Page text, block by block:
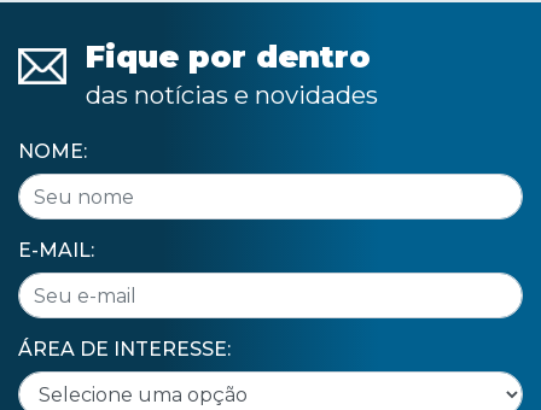
Fique por dentro
das notícias e novidades
NOME:
E-MAIL:
ÁREA DE INTERESSE: